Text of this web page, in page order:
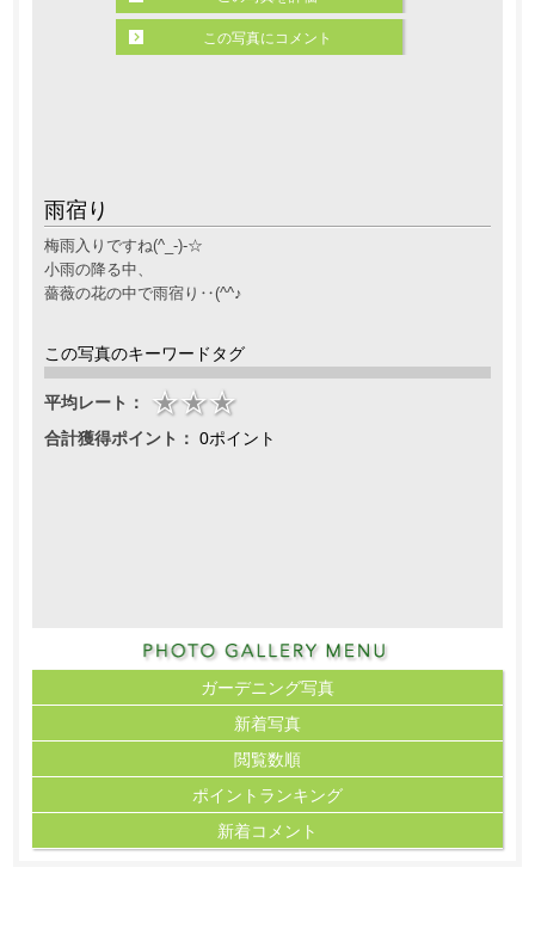
雨宿り
梅雨入りですね(^_-)-☆
小雨の降る中、
薔薇の花の中で雨宿り‥(^^♪
この写真のキーワードタグ
平均レート：
合計獲得ポイント： 0ポイント
この写真にコメント
ガーデニング写真
新着写真
閲覧数順
ポイント ランキング
新着コメント